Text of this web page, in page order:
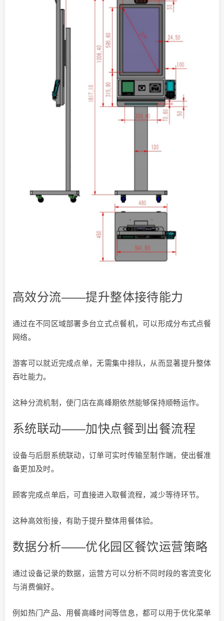
高效分流——提升整体接待能力
通过在不同区域部署多台立式点餐机，可以形成分布式点餐
网络。
游客可以就近完成点单，无需集中排队，从而显著提升整体
吞吐能力。
这种分流机制，使门店在高峰期依然能够保持顺畅运作。
系统联动——加快点餐到出餐流程
设备与后厨系统联动，订单可实时传输至制作端，使出餐准
备更加及时。
顾客完成点单后，可直接进入取餐流程，减少等待环节。
这种高效衔接，有助于提升整体用餐体验。
数据分析——优化园区餐饮运营策略
通过设备记录的数据，运营方可以分析不同时段的客流变化
与消费偏好。
例如热门产品、用餐高峰时间等信息，都可以用于优化菜单